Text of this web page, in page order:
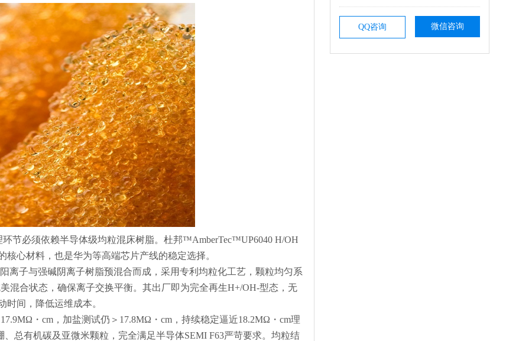
节必须依赖半导体级均粒混床树脂。杜邦™AmberTec™UP6040 H/OH
心材料，也是华为等高端芯片产线的稳定选择。
离子与强碱阴离子树脂预混合而成，采用专利均粒化工艺，颗粒均匀系
混合状态，确保离子交换平衡。其出厂即为完全再生H+/OH-型态，无
时间，降低运维成本。
・cm，加盐测试仍＞17.8MΩ・cm，持续稳定逼近18.2MΩ・cm理
总有机碳及亚微米颗粒，完全满足半导体SEMI F63严苛要求。均粒结
QQ咨询 微信咨询